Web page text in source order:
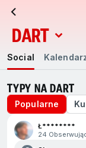
DART
Social
TYPY NA DART
Popularne
Ł********
24